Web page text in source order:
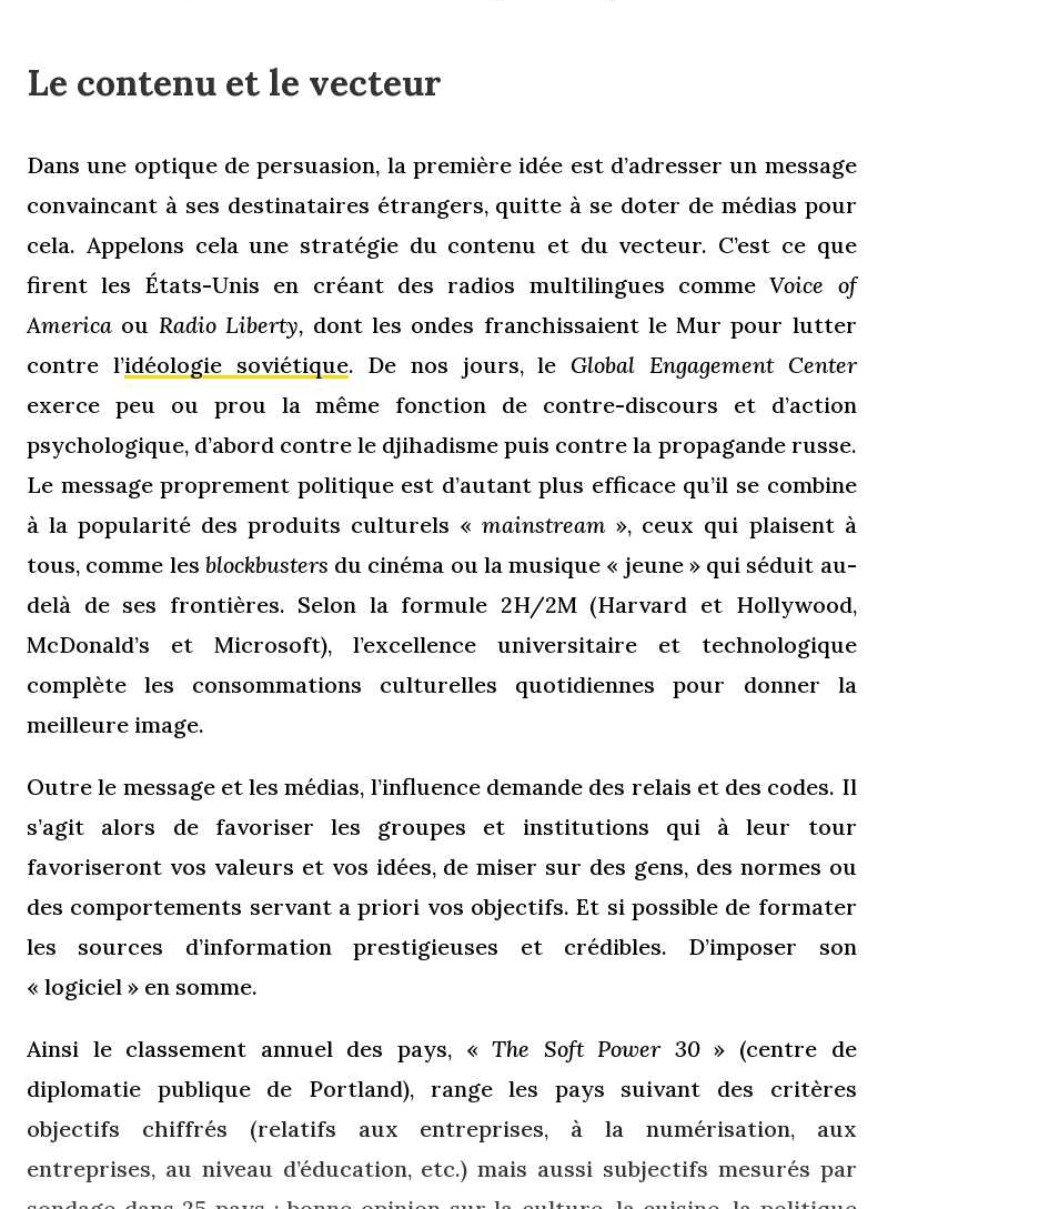
Le contenu et le vecteur
Dans une optique de persuasion, la première idée est d’adresser un message
convaincant à ses destinataires étrangers, quitte à se doter de médias pour
cela. Appelons cela une stratégie du contenu et du vecteur. C’est ce que
firent les États-Unis en créant des radios multilingues commeVoice of
America ou Radio Liberty, dont les ondes franchissaient le Mur pour lutter
contre l’idéologie soviétique. De nos jours, le Global Engagement Center
exerce peu ou prou la même fonction de contre-discours et d’action
psychologique, d’abord contre le djihadisme puis contre la propagande russe.
Le message proprement politique est d’autant plus efficace qu’il se combine
à la popularité des produits culturels «mainstream », ceux qui plaisent à
tous, comme les blockbusters du cinéma ou la musique « jeune » qui séduit au-
delà de ses frontières. Selon la formule 2H/2M (Harvard et Hollywood,
McDonald’s et Microsoft), l’excellence universitaire et technologique
complète les consommations culturelles quotidiennes pour donner la
meilleure image.
Outre le message et les médias, l’influence demande des relais et des codes. Il
s’agit alors de favoriser les groupes et institutions qui à leur tour
favoriseront vos valeurs et vos idées, de miser sur des gens, des normes ou
des comportements servant a priori vos objectifs. Et si possible de formater
les sources d’information prestigieuses et crédibles. D’imposer son
« logiciel » en somme.
Ainsi le classement annuel des pays, « The Soft Power 30» (centre de
diplomatie publique de Portland), range les pays suivant des critères
objectifs chiffrés (relatifs aux entreprises, à la numérisation, aux
entreprises, au niveau d’éducation, etc.) mais aussi subjectifs mesurés par